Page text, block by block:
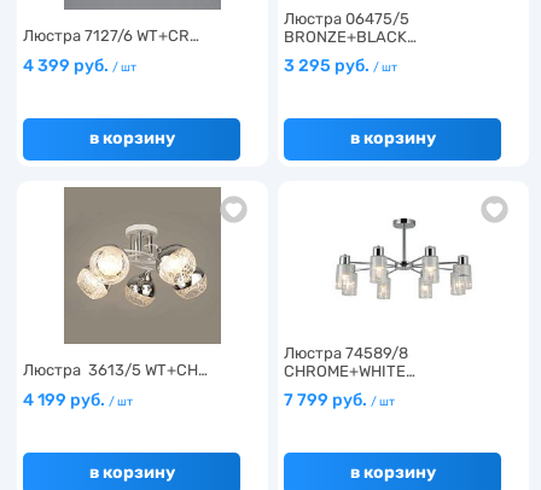
Люстра 7127/6 WT+CR…
4 399 руб. / шт
в корзину
Люстра 06475/5
BRONZE+BLACK…
3 295 руб. / шт
в корзину
Люстра 3613/5 WT+CH…
4 199 руб. / шт
в корзину
Люстра 74589/8
CHROME+WHITE…
7 799 руб. / шт
в корзину